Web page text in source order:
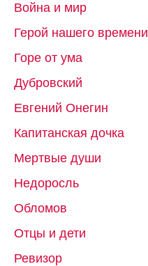
Война и мир
Герой нашего времени
Горе от ума
Дубровский
Евгений Онегин
Капитанская дочка
Мертвые души
Недоросль
Обломов
Отцы и дети
Ревизор